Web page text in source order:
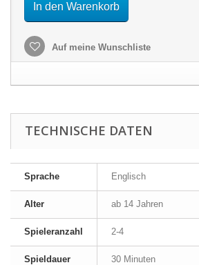
In den Warenkorb
Auf meine Wunschliste
TECHNISCHE DATEN
Sprache Englisch
Alter ab 14 Jahren
Spieleranzahl 2-4
Spieldauer 30 Minuten